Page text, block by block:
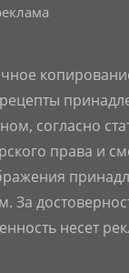
согласно
права и
За
несет